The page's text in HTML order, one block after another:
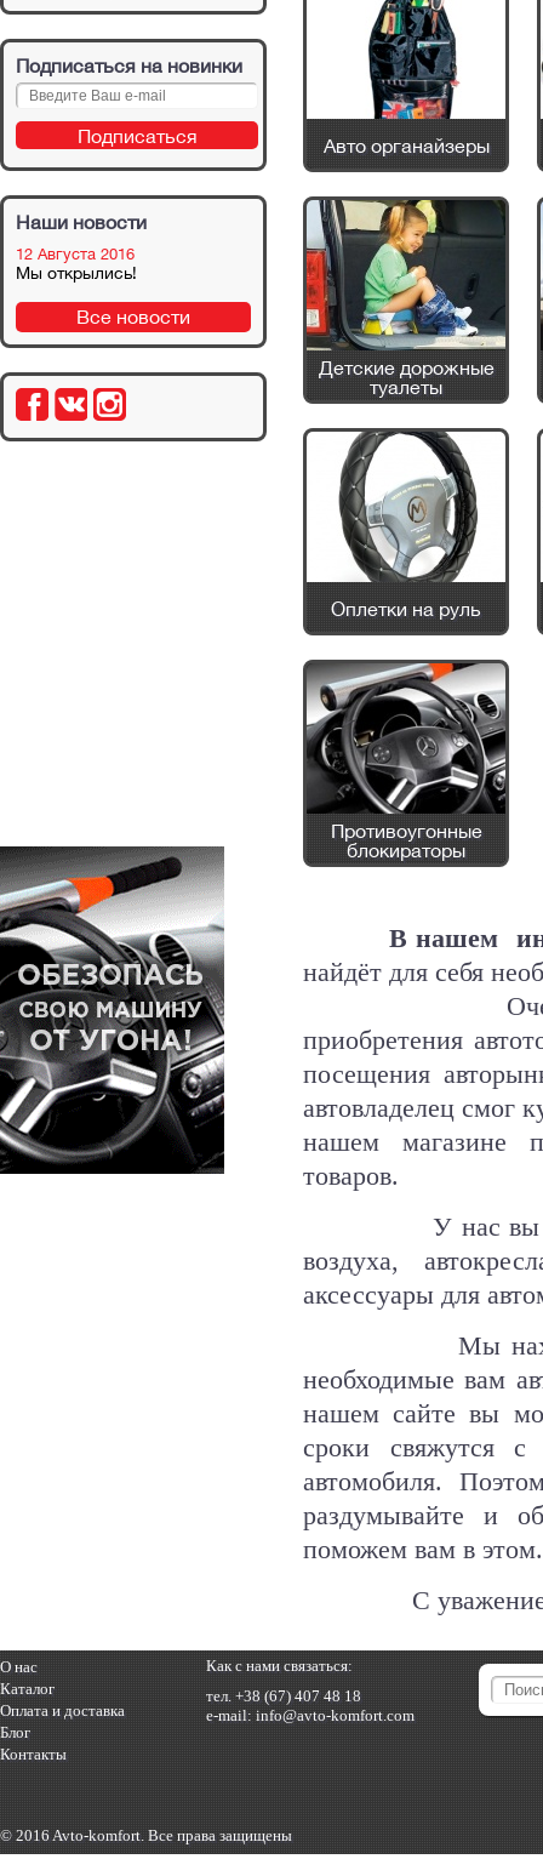
Авто органайзеры
Детские дорожные
туалеты
Оплетки на руль
Противоугонные
блокираторы
В нашем
найдёт для себя
Очень многие
приобретения
посещения
автовладелец смог
нашем магазине
товаров.
У нас вы
воздуха,
аксессуары для
Мы находимся
необходимые вам
нашем сайте вы
сроки свяжутся
автомобиля.
раздумывайте и
поможем вам в этом.
С
Подписаться на новинки
Наши новости
12 Августа 2016
Мы открылись!
Все новости
О нас
Каталог
Оплата и доставка
Блог
Контакты
Как с нами связаться:
тел. +38 (67) 407 48 18
e-mail: info@avto-komfort.com
© 2016 Avto-komfort. Все права защищены